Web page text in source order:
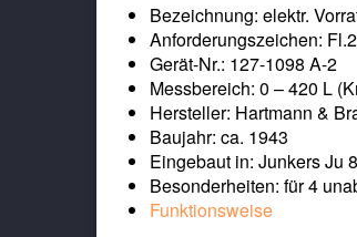
Bezeichnung: elektr.
Anforderungszeichen:
Gerät-Nr.: 127-1098 A-2
Messbereich: 0 – 420 L
Hersteller: Hartmann &
Baujahr: ca. 1943
Eingebaut in: Junkers Ju
Besonderheiten: für 4
Funktionsweise